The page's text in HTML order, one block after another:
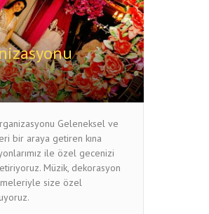
Geleneksel ve
bir araya getiren kına
ile özel gecenizi
Müzik, dekorasyon
size özel